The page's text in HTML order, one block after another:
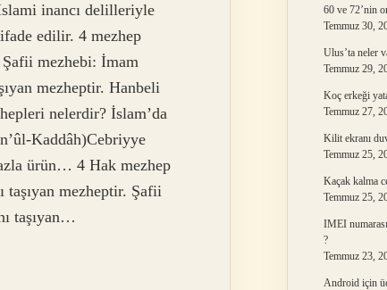
inancı delilleriyle
edilir. 4 mezhep
Şafii mezhebi: İmam
mezheptir. Hanbeli
nelerdir? İslam’da
Kaddâh)Cebriyye
ürün… 4 Hak mezhep
taşıyan mezheptir. Şafii
taşıyan…
60 ve 72’nin
Temmuz 30,
Ulus’ta neler
Temmuz 29,
Koç erkeği
Temmuz 27,
Kilit ekranı
Temmuz 25,
Kaçak kalma
Temmuz 25,
IMEI
?
Temmuz 23,
Android için